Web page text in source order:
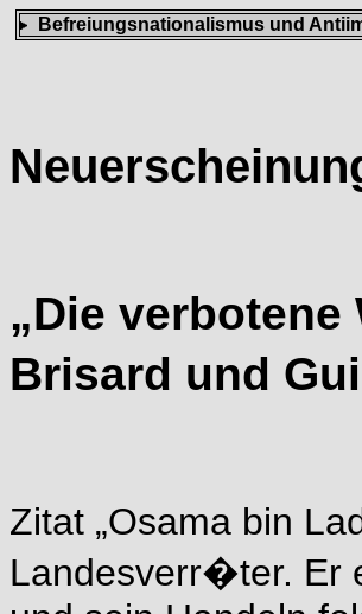
Befreiungsnationalismus und
„Die
Brisard und
Zitat „Osama bin
Landesverr�ter. Er